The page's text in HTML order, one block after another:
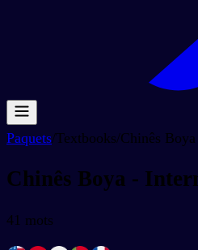
Paquets/Textbooks/Chinês
Chinês Boya -
41 mots